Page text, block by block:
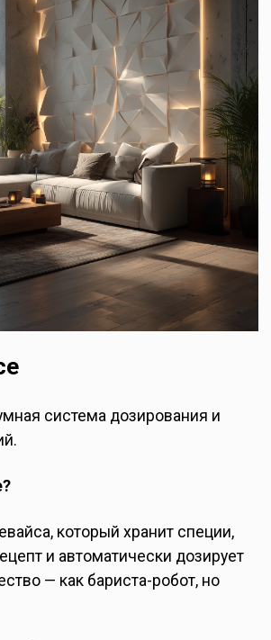
система дозирования и
который хранит специи,
и автоматически дозирует
— как бариста-робот, но